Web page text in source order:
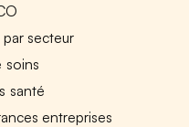
par secteur
soins
santé
entreprises